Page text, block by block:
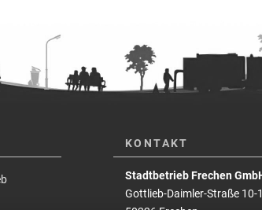
KONTAKT
Stadtbetrieb Frechen
Gottlieb-Daimler-Straße 10-